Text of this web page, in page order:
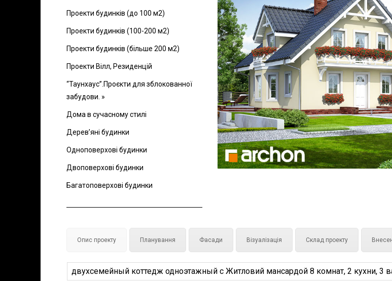
Проекти будинків (до 100 м2)
Проекти будинків (100-200 м2)
Проекти будинків (більше 200 м2)
Проекти Вілл, Резиденцій
“Таунхаус”.Проєкти для зблокованної
забудови. »
Дома в сучасному стилі
Дерев’яні будинки
Одноповерхові будинки
Двоповерхові будинки
Багатоповерхові будинки
Опис проекту Планування Фасади Візуалізація Склад проекту
двухсемейный коттедж одноэтажный с Житловий мансардой 8 комнат, 2 кухни, 3